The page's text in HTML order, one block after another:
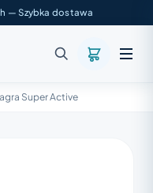
— Szybka dostawa
Super Active